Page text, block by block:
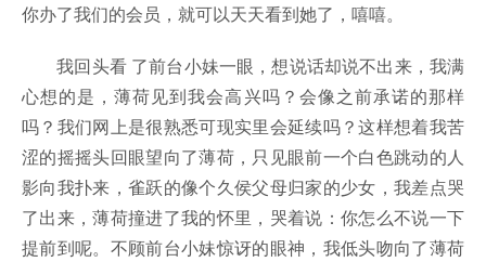
你办了我们的会员，就可以天天看到她了，嘻嘻。
我回头看 了前台小妹一眼，想说话却说不出来，我满
心想的是，薄荷见到我会高兴吗？会像之前承诺的那样
吗？我们网上是很熟悉可现实里会延续吗？这样想着我苦
涩的摇摇头回眼望向了薄荷，只见眼前一个白色跳动的人
影向我扑来，雀跃的像个久侯父母归家的少女，我差点哭
了出来，薄荷撞进了我的怀里，哭着说：你怎么不说一下
提前到呢。不顾前台小妹惊讶的眼神，我低头吻向了薄荷